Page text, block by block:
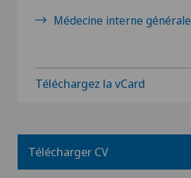
Médecine interne générale
Téléchargez la vCard
Télécharger CV